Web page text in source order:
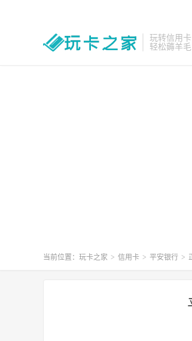
玩转信用卡
轻松薅羊毛
当前位置： 玩卡之家 > 信用卡 > 平安银行 >